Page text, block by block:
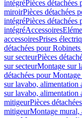
intégréPièces
miroirPièces détachées
intégréPièces détachées
intégréAccessoires
accessoiresPrises
détachées pour
sur secteurPièces
sur secteurMontage sur
détachées pour
sur lavabo, alimentation
sur lavabo, alimentation
mitigeurPièces
mitigeurMontage mural,